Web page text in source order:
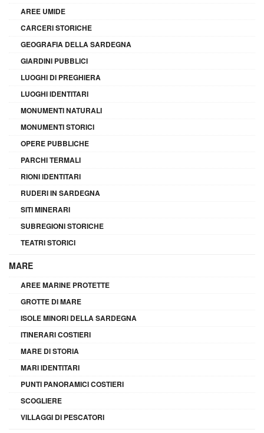
AREE UMIDE
CARCERI STORICHE
GEOGRAFIA DELLA SARDEGNA
GIARDINI PUBBLICI
LUOGHI DI PREGHIERA
LUOGHI IDENTITARI
MONUMENTI NATURALI
MONUMENTI STORICI
OPERE PUBBLICHE
PARCHI TERMALI
RIONI IDENTITARI
RUDERI IN SARDEGNA
SITI MINERARI
SUBREGIONI STORICHE
TEATRI STORICI
MARE
AREE MARINE PROTETTE
GROTTE DI MARE
ISOLE MINORI DELLA SARDEGNA
ITINERARI COSTIERI
MARE DI STORIA
MARI IDENTITARI
PUNTI PANORAMICI COSTIERI
SCOGLIERE
VILLAGGI DI PESCATORI